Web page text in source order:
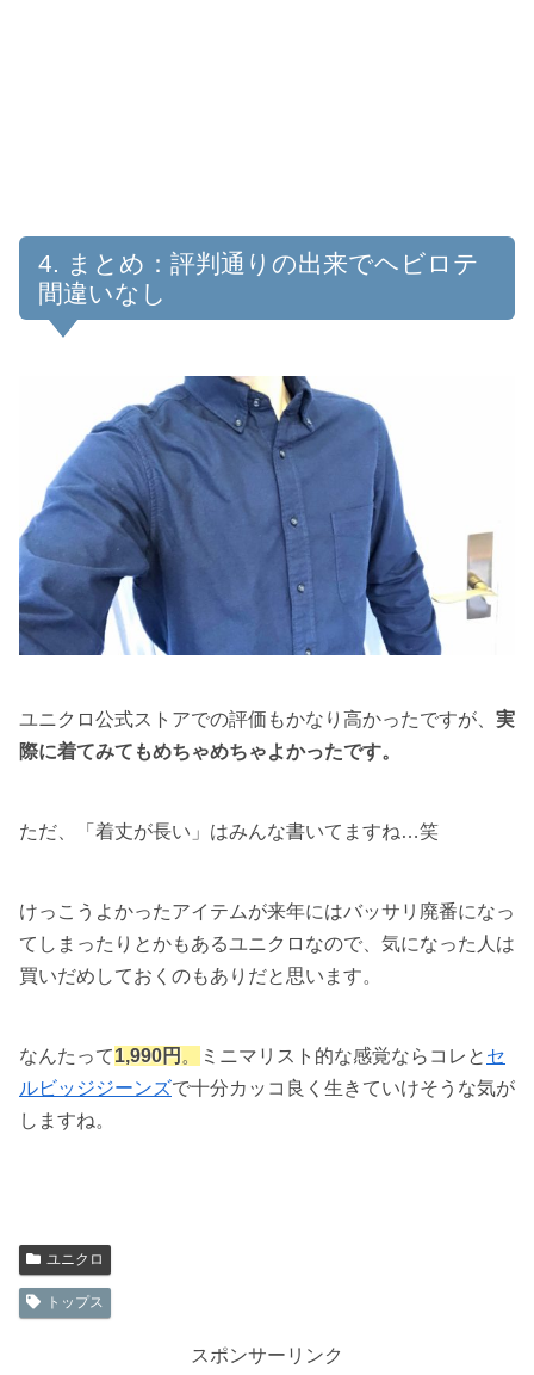
まとめ：評判通りの出来でヘビロテ
間違いなし
ユニクロ公式ストアでの評価もかなり高かったですが、 実
際に着てみてもめちゃめちゃよかったです。
ただ、「着丈が長い」はみんな書いてますね…笑
けっこうよかったアイテムが来年にはバッサリ廃番になっ
てしまったりとかもあるユニクロなので、気になった人は
買いだめしておくのもありだと思います。
なんたって1,990円 。 ミニマリスト的な感覚ならコレと セ
ルビッジジーンズで十分カッコ良く生きていけそうな気が
しますね。
ユニクロ
トップス
スポンサーリンク